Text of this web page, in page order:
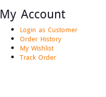
My Account
Login as Customer
Order History
My Wishlist
Track Order